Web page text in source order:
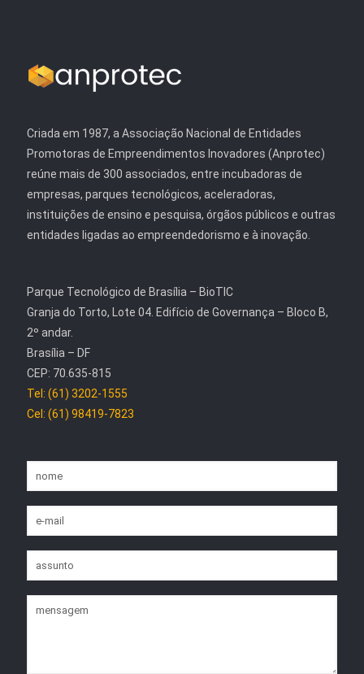
Criada em 1987, a Associação Nacional de Entidades
Promotoras de Empreendimentos Inovadores (Anprotec)
reúne mais de 300 associados, entre incubadoras de
empresas, parques tecnológicos, aceleradoras,
instituições de ensino e pesquisa, órgãos públicos e outras
entidades ligadas ao empreendedorismo e à inovação.
Parque Tecnológico de Brasília – BioTIC
Granja do Torto, Lote 04. Edifício de Governança – Bloco B,
2º andar.
Brasília – DF
CEP: 70.635-815
Tel: (61) 3202-1555
Cel: (61) 98419-7823